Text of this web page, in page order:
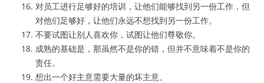
对员工进行足够好的培训，让他们能够找到另一份工作，但
对他们足够好，让他们永远不想找到另一份工作。
不要试图让别人喜欢你，试图让他们尊敬你。
成熟的基础是，那虽然不是你的错，但并不意味着不是你的
责任。
想出一个好主意需要大量的坏主意。